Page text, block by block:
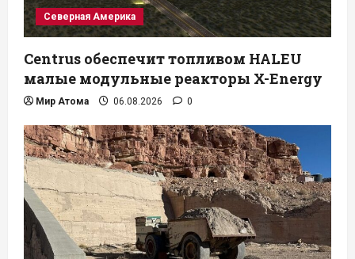
Северная Америка
Centrus обеспечит топливом HALEU
малые модульные реакторы X-Energy
Мир Атома 06.08.2026 0